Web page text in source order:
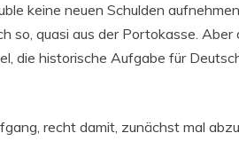
keine neuen Schulden
so, quasi aus der Portokasse.
die historische Aufgabe für
recht damit, zunächst mal